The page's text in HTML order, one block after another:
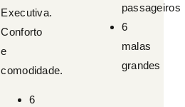
Executiva.
Conforto
e
comodidade.
6
passageiros
6
malas
grandes